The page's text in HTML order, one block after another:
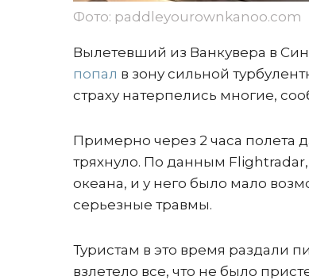
Фото: paddleyourownkanoo.com
Вылетевший из Ванкувера в
попал в зону сильной
страху натерпелись многие,
Примерно через 2 часа полета
тряхнуло. По данным Flightradar,
океана, и у него было мало
серьезные травмы.
Туристам в это время раздали
взлетело все, что не было